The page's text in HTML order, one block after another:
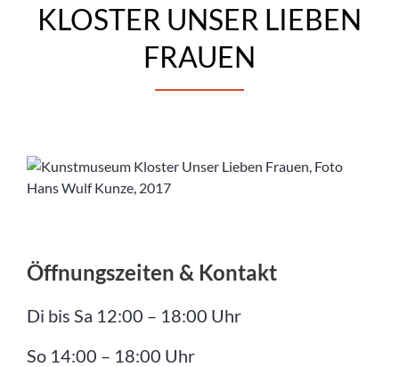
KLOSTER UNSER LIEBEN
FRAUEN
Öffnungszeiten & Kontakt
Di bis Sa 12:00 – 18:00 Uhr
So 14:00 – 18:00 Uhr